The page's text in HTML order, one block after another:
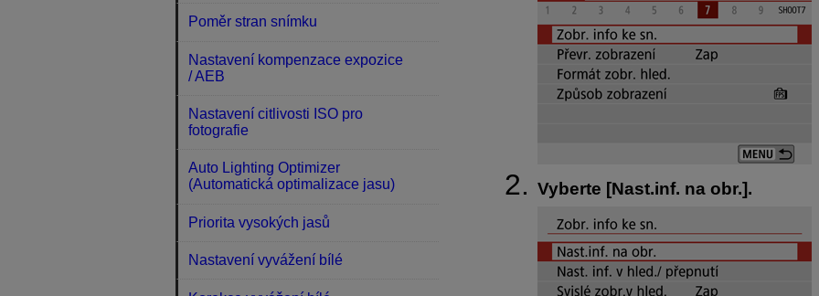
Vyberte [Nast.inf. na obr.].
Poměr stran snímku
Nastavení kompenzace expozice
/ AEB
Nastavení citlivosti ISO pro
fotografie
Auto Lighting Optimizer
(Automatická optimalizace jasu)
Priorita vysokých jasů
Nastavení vyvážení bílé